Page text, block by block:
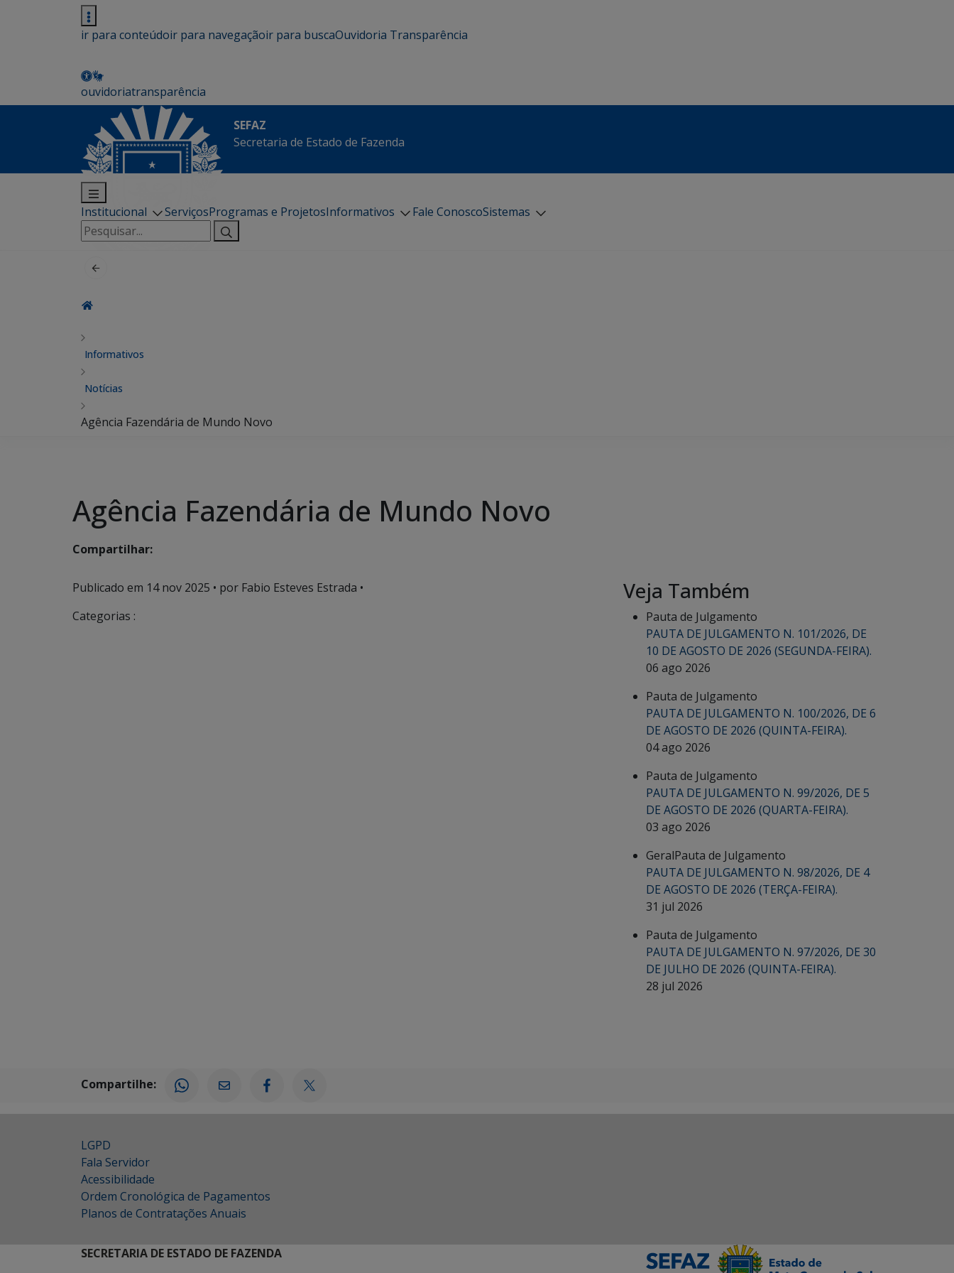
ir para conteúdoir para navegaçãoir para buscaOuvidoria Transparência
ouvidoriatransparência
SEFAZ
Secretaria de Estado de Fazenda
Institucional ServiçosProgramas e ProjetosInformativos Fale ConoscoSistemas
Pesquisar
por:
Informativos
Notícias
Agência Fazendária de Mundo Novo
Agência Fazendária de Mundo Novo
Compartilhar:
Publicado em 14 nov 2025 • por Fabio Esteves Estrada •
Categorias :
Veja Também
Pauta de Julgamento
PAUTA DE JULGAMENTO N. 101/2026, DE
10 DE AGOSTO DE 2026 (SEGUNDA-FEIRA).
06 ago 2026
Pauta de Julgamento
PAUTA DE JULGAMENTO N. 100/2026, DE 6
DE AGOSTO DE 2026 (QUINTA-FEIRA).
04 ago 2026
Pauta de Julgamento
PAUTA DE JULGAMENTO N. 99/2026, DE 5
DE AGOSTO DE 2026 (QUARTA-FEIRA).
03 ago 2026
GeralPauta de Julgamento
PAUTA DE JULGAMENTO N. 98/2026, DE 4
DE AGOSTO DE 2026 (TERÇA-FEIRA).
31 jul 2026
Pauta de Julgamento
PAUTA DE JULGAMENTO N. 97/2026, DE 30
DE JULHO DE 2026 (QUINTA-FEIRA).
28 jul 2026
Compartilhe:
LGPD
Fala Servidor
Acessibilidade
Ordem Cronológica de Pagamentos
Planos de Contratações Anuais
SECRETARIA DE ESTADO DE FAZENDA